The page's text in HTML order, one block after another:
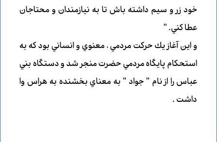
خود زر و سيم داشته باش تا به نيازمندان و محتاجان
عطا كني. "
و اين آغاز يك حركت مردمي ، معنوي و انساني بود كه به
استحكام پايگاه مردمي حضرت منجر شد و دستگاه بني
عباس را از نام " جواد " به معناي بخشنده به هراس وا
داشت .